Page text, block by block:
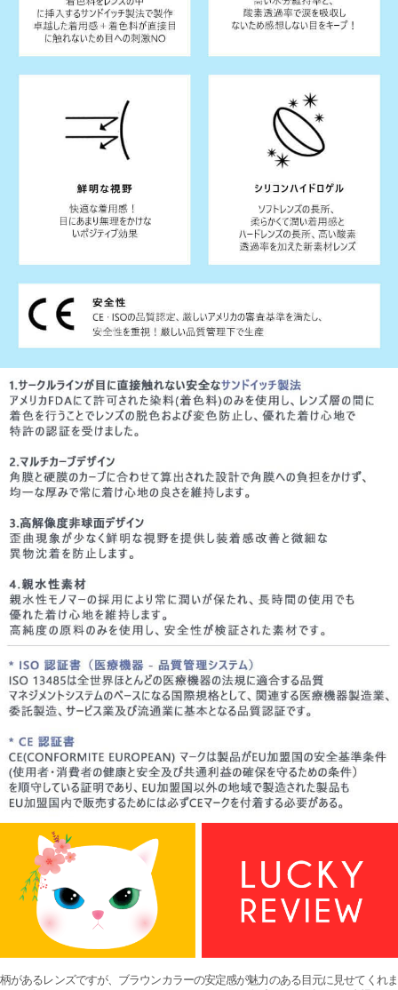
柄があるレンズですが、ブラウンカラーの安定感が魅力のある目元に見せてくれま